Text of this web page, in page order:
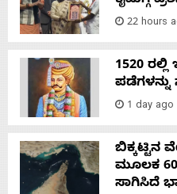
22 hours
1520
1 day ago
ಬಿಕ್ಕಟ್ಟಿನ
ಮೂಲಕ 60
ಸಾಗಿಸಿದೆ